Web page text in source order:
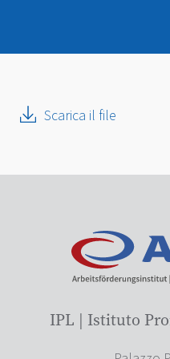
Scarica il file
IPL | Istituto